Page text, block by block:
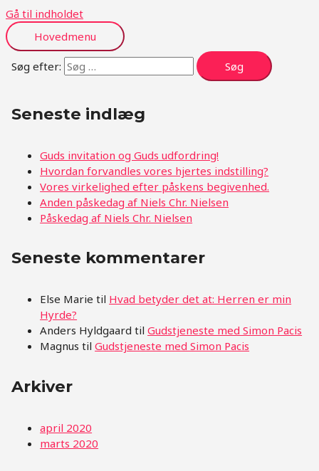
Gå til indholdet
Hovedmenu
Søg efter:
Seneste indlæg
Guds invitation og Guds udfordring!
Hvordan forvandles vores hjertes indstilling?
Vores virkelighed efter påskens begivenhed.
Anden påskedag af Niels Chr. Nielsen
Påskedag af Niels Chr. Nielsen
Seneste kommentarer
Else Marie til Hvad betyder det at: Herren er min
Hyrde?
Anders Hyldgaard tilGudstjeneste med Simon Pacis
Magnus tilGudstjeneste med Simon Pacis
Arkiver
april 2020
marts 2020